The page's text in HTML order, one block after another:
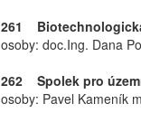
261
osoby: doc.Ing. Dana
262 Spolek pro
osoby: Pavel Kameník